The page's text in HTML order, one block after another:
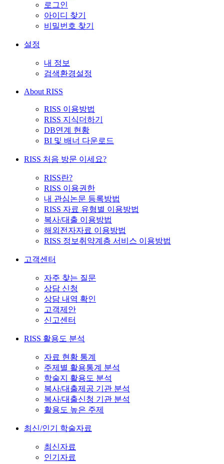
로그인
아이디 찾기
비밀번호 찾기
설정
내 정보
검색환경설정
About RISS
RISS 이용방법
RISS 지식더하기
DB연계 현황
BI 및 배너 다운로드
RISS 처음 방문 이세요?
RISS란?
RISS 이용권한
내 관심논문 등록방법
RISS 자료 유형별 이용방법
복사/대출 이용방법
해외전자자료 이용방법
RISS 정보취약계층 서비스 이용방법
고객센터
자주 찾는 질문
상담 신청
상담 내역 확인
고객제안
신고센터
RISS 활용도 분석
자료 현황 통계
주제별 활용통계 분석
학술지 활용도 분석
복사/대출제공 기관 분석
복사/대출신청 기관 분석
활용도 높은 주제
최신/인기 학술자료
최신자료
인기자료